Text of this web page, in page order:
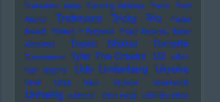
Transvision Vamp
Traveling Wilburys Travis
Trent
Reznor
Trettmann Tricky Trio
Tristan
Brusch Tristwch Y Fenywod Trojan Records Tunde
Adebimpe
Tupac Shakur Turnstile
Tuxedomoon Tyler The Creator U2
UB40
Udo Jürgens
Udo Lindenberg Ukraine
UKW Ulrich Tukur Ultravox Underworld
Unheilig Unionen Uriah Heep
USA for Africa